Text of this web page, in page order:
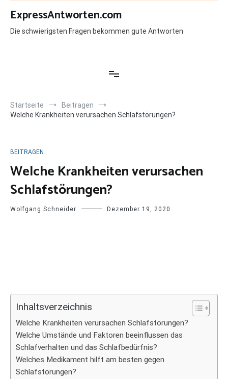
Zum
Inhalt
springen
ExpressAntworten.com
Die schwierigsten Fragen bekommen gute Antworten
Startseite
Beitragen
Welche Krankheiten verursachen Schlafstörungen?
BEITRAGEN
Welche Krankheiten verursachen
Schlafstörungen?
Wolfgang Schneider Dezember 19, 2020
Inhaltsverzeichnis
Welche Krankheiten verursachen Schlafstörungen?
Welche Umstände und Faktoren beeinflussen das
Schlafverhalten und das Schlafbedürfnis?
Welches Medikament hilft am besten gegen
Schlafstörungen?